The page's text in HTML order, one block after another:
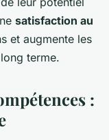
satisfaction au
et augmente les
terme.
: